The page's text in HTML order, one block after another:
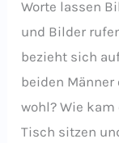
Worte lassen
und Bilder
bezieht sich
beiden Männer
wohl? Wie
Tisch sitzen